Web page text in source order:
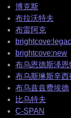
博克斯
布拉沃特夫
布雷阿克
brightcove:new
布乌恩德斯泽
布乌斯琳斯辛西
布乌兹兹费埃德
比乌特夫
C-SPAN